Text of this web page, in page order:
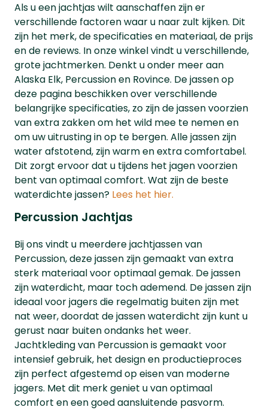
Als u een jachtjas wilt aanschaffen zijn er
verschillende factoren waar u naar zult kijken. Dit
zijn het merk, de specificaties en materiaal, de prijs
en de reviews. In onze winkel vindt u verschillende,
grote jachtmerken. Denkt u onder meer aan
Alaska Elk, Percussion en Rovince. De jassen op
deze pagina beschikken over verschillende
belangrijke specificaties, zo zijn de jassen voorzien
van extra zakken om het wild mee te nemen en
om uw uitrusting in op te bergen. Alle jassen zijn
water afstotend, zijn warm en extra comfortabel.
Dit zorgt ervoor dat u tijdens het jagen voorzien
bent van optimaal comfort. Wat zijn de beste
waterdichte jassen? Lees het hier.
Percussion Jachtjas
Bij ons vindt u meerdere jachtjassen van
Percussion, deze jassen zijn gemaakt van extra
sterk materiaal voor optimaal gemak. De jassen
zijn waterdicht, maar toch ademend. De jassen zijn
ideaal voor jagers die regelmatig buiten zijn met
nat weer, doordat de jassen waterdicht zijn kunt u
gerust naar buiten ondanks het weer.
Jachtkleding van Percussion is gemaakt voor
intensief gebruik, het design en productieproces
zijn perfect afgestemd op eisen van moderne
jagers. Met dit merk geniet u van optimaal
comfort en een goed aansluitende pasvorm.